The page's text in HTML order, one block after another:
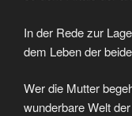
In der Rede zur
dem Leben der
Wer die Mutter
wunderbare Welt